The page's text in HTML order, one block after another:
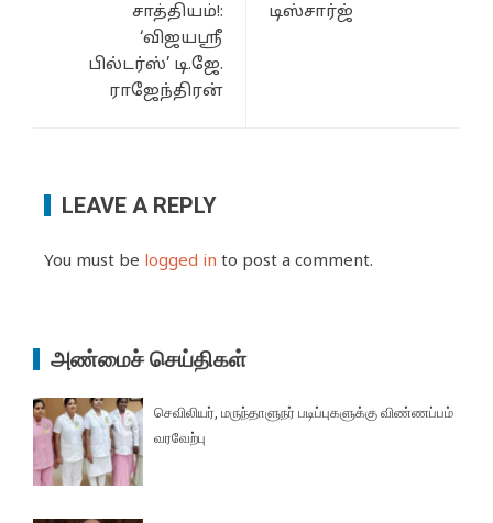
சாத்தியம்!:
‘விஜயஸ்ரீ
பில்டர்ஸ்’ டி.ஜே.
ராஜேந்திரன்
டிஸ்சார்ஜ்
LEAVE A REPLY
You must be logged in to post a comment.
அண்மைச் செய்திகள்
செவிலியர், மருந்தாளுநர் படிப்புகளுக்கு விண்ணப்பம்
வரவேற்பு